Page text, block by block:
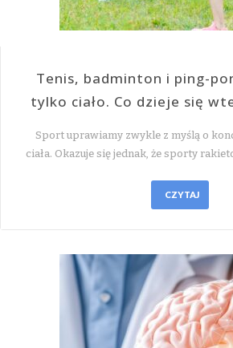
Tenis, badminton i ping-
tylko ciało. Co dzieje się
Sport uprawiamy zwykle z myślą o
ciała. Okazuje się jednak, że sporty
CZYTAJ